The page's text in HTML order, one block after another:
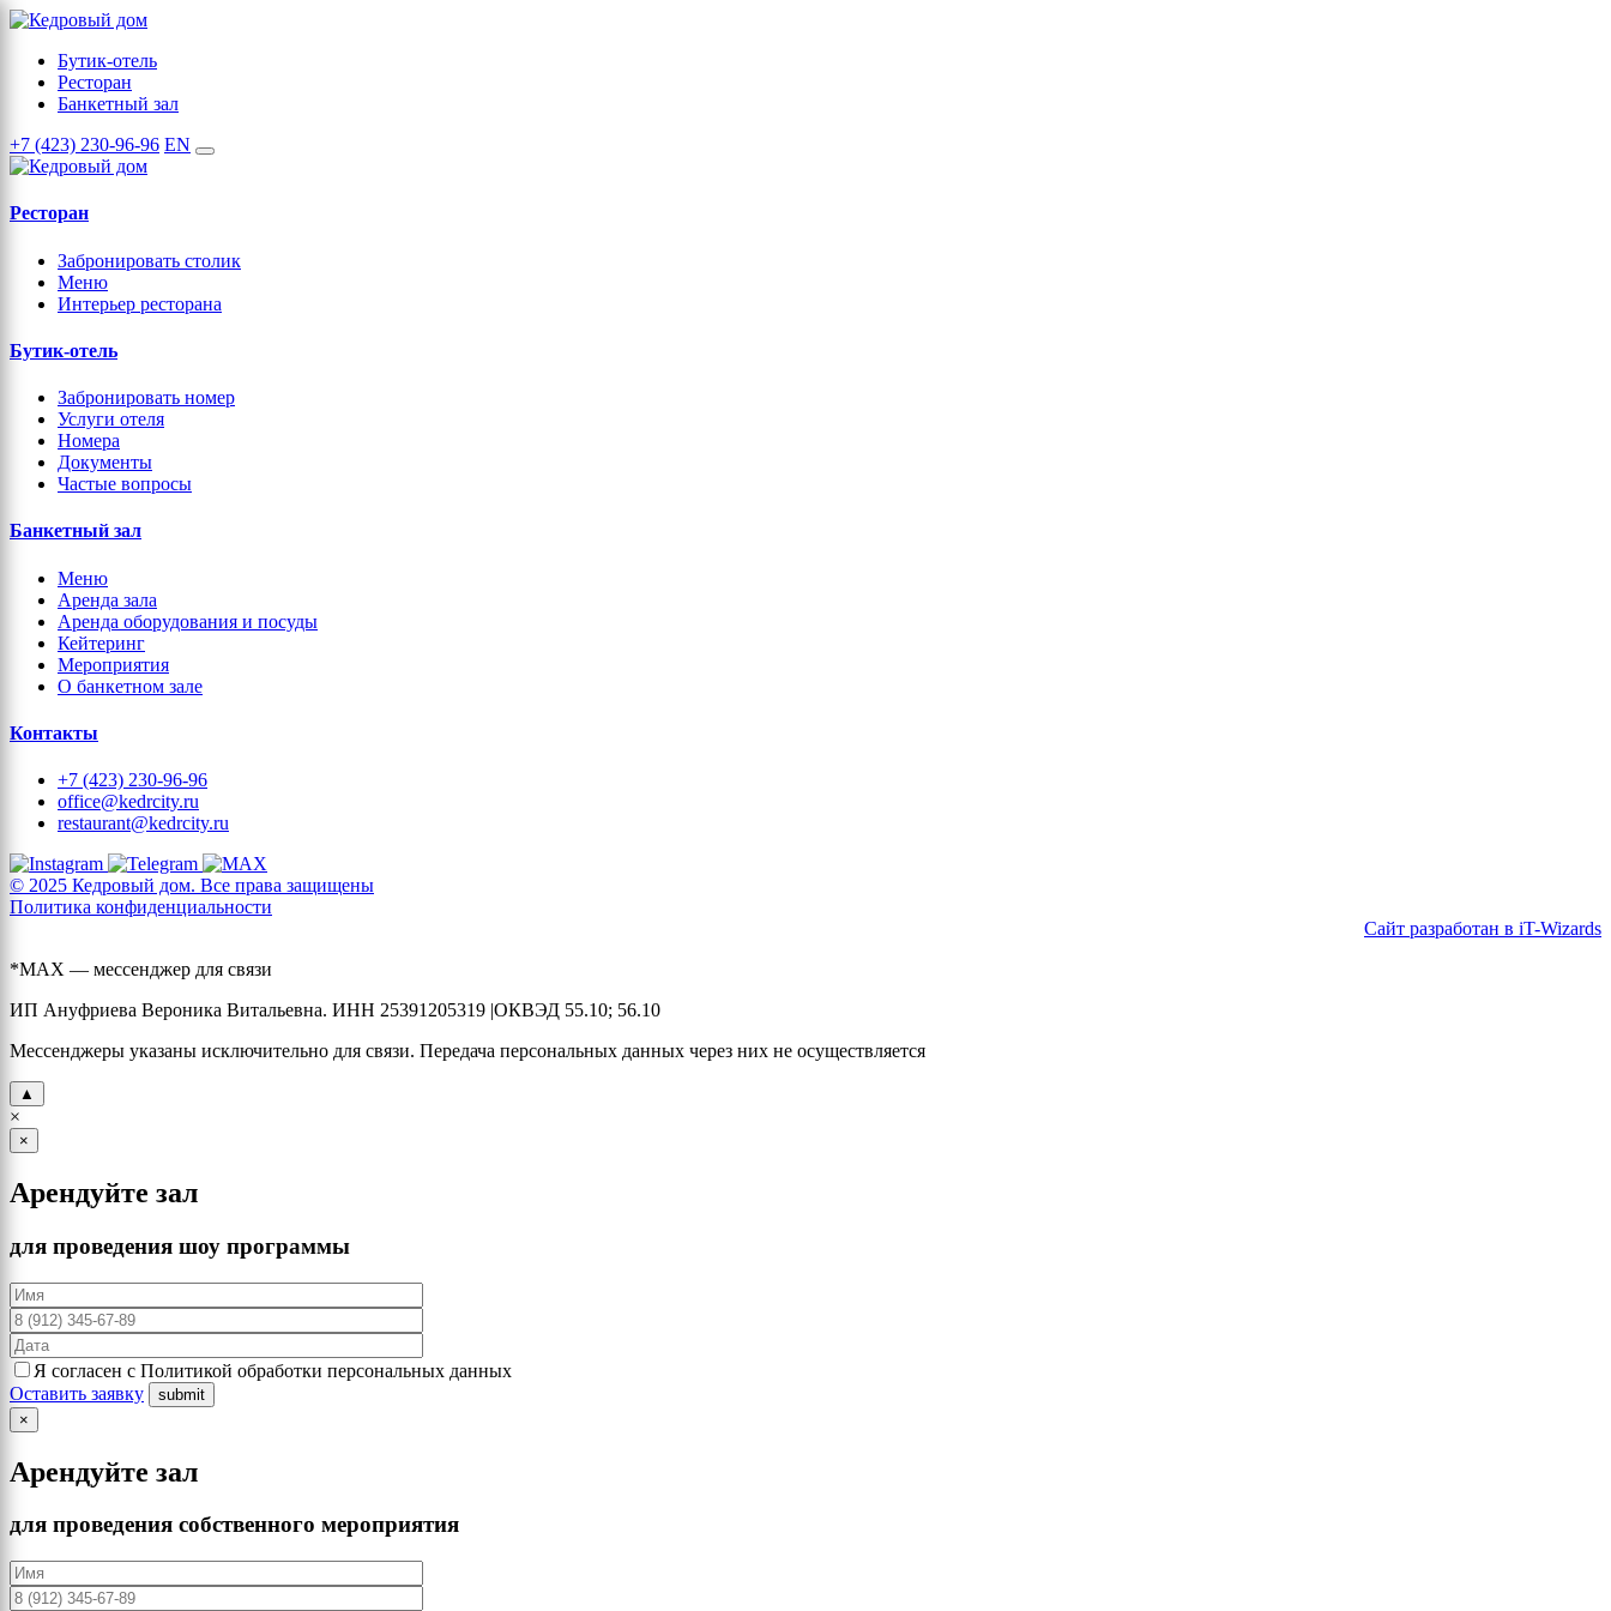
Бутик-отель
Ресторан
Банкетный зал
+7 (423) 230-96-96 EN
Ресторан
Забронировать столик
Меню
Интерьер ресторана
Бутик-отель
Забронировать номер
Услуги отеля
Номера
Документы
Частые вопросы
Банкетный зал
Меню
Аренда зала
Аренда оборудования и посуды
Кейтеринг
Мероприятия
О банкетном зале
Контакты
+7 (423) 230-96-96
office@kedrcity.ru
restaurant@kedrcity.ru
© 2025 Кедровый дом. Все права защищены
Политика конфиденциальности
Сайт разработан в iT-Wizards
*MAX — мессенджер для связи
ИП Ануфриева Вероника Витальевна. ИНН 25391205319 |ОКВЭД 55.10; 56.10
Мессенджеры указаны исключительно для связи. Передача персональных данных через них не осуществляется
▲
×
×
Арендуйте зал
для проведения шоу программы
Я согласен с Политикой обработки персональных данных
Оставить заявку
×
Арендуйте зал
для проведения собственного мероприятия